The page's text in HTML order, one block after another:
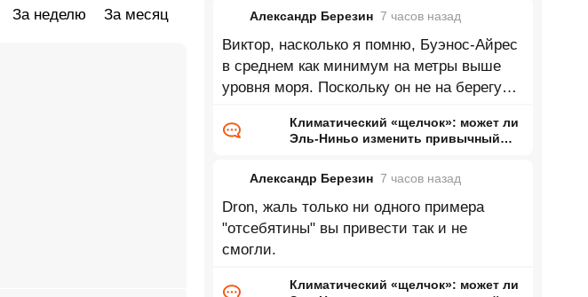
За неделю За месяц Александр Березин 7 часов назад
Виктор, насколько я помню, Буэнос-Айрес
в среднем как минимум на метры выше
уровня моря. Поскольку он не на берегу
Климатический «щелчок»: может ли
Эль-Ниньо изменить привычный
Александр Березин 7 часов назад
Dron, жаль только ни одного примера
"отсебятины" вы привести так и не
смогли.
Климатический «щелчок»: может ли